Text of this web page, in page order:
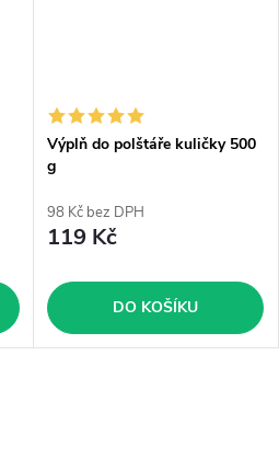
Výplň do polštáře kuličky 500
g
98 Kč bez DPH
119 Kč
DO KOŠÍKU